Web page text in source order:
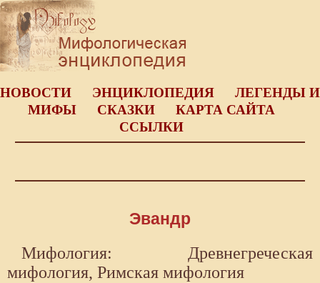
НОВОСТИ ЭНЦИКЛОПЕДИЯ
ЛЕГЕНДЫ И
МИФЫ
СКАЗКИ
КАРТА САЙТА
ССЫЛКИ
Эвандр
Мифология: Древнегреческая
мифология, Римская мифология